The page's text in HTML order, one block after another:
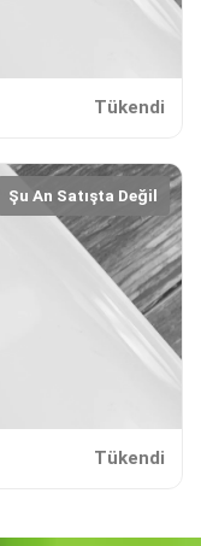
Tükendi
Şu An Satışta Değil
Tükendi